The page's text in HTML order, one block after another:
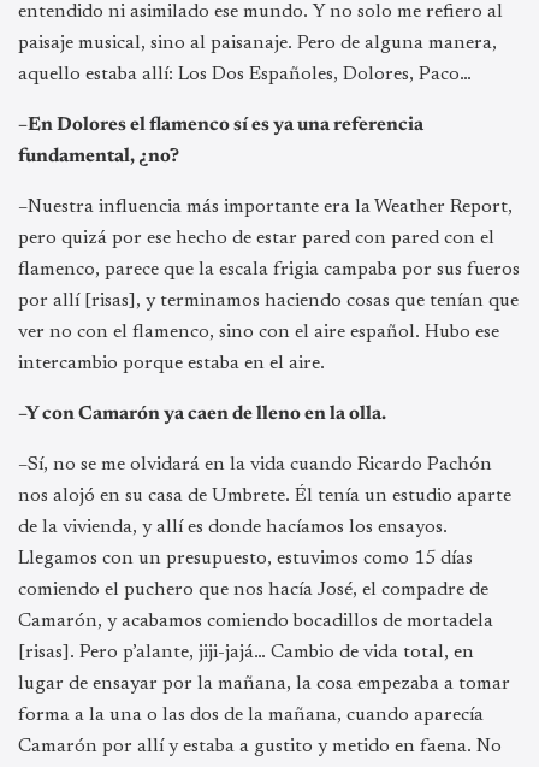
entendido ni asimilado ese mundo. Y no solo me refiero al
paisaje musical, sino al paisanaje. Pero de alguna manera,
aquello estaba allí: Los Dos Españoles, Dolores, Paco…
–En Dolores el flamenco sí es ya una referencia
fundamental, ¿no?
–Nuestra influencia más importante era la Weather Report,
pero quizá por ese hecho de estar pared con pared con el
flamenco, parece que la escala frigia campaba por sus fueros
por allí [risas], y terminamos haciendo cosas que tenían que
ver no con el flamenco, sino con el aire español. Hubo ese
intercambio porque estaba en el aire.
–Y con Camarón ya caen de lleno en la olla.
–Sí, no se me olvidará en la vida cuando Ricardo Pachón
nos alojó en su casa de Umbrete. Él tenía un estudio aparte
de la vivienda, y allí es donde hacíamos los ensayos.
Llegamos con un presupuesto, estuvimos como 15 días
comiendo el puchero que nos hacía José, el compadre de
Camarón, y acabamos comiendo bocadillos de mortadela
[risas]. Pero p’alante, jiji-jajá… Cambio de vida total, en
lugar de ensayar por la mañana, la cosa empezaba a tomar
forma a la una o las dos de la mañana, cuando aparecía
Camarón por allí y estaba a gustito y metido en faena. No